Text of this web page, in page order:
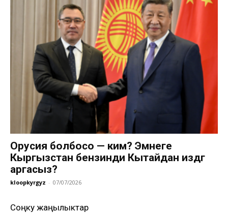
Орусия болбосо — ким? Эмнеге
Кыргызстан бензинди Кытайдан издөөгө
аргасыз?
kloopkyrgyz - 07/07/2026
Соңку жаңылыктар